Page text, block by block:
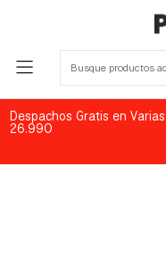
Despachos Gratis en
26.990